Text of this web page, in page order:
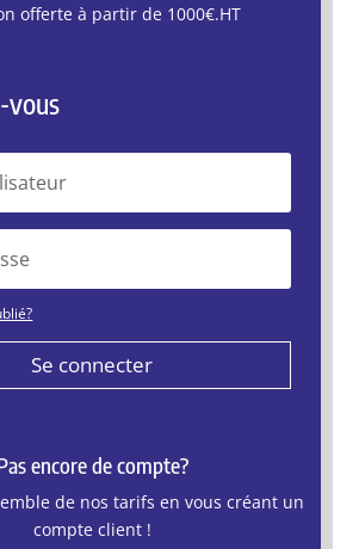
offerte à partir de 1000€.HT
vous
Se connecter
encore de compte?
de nos tarifs en vous créant un
compte client !